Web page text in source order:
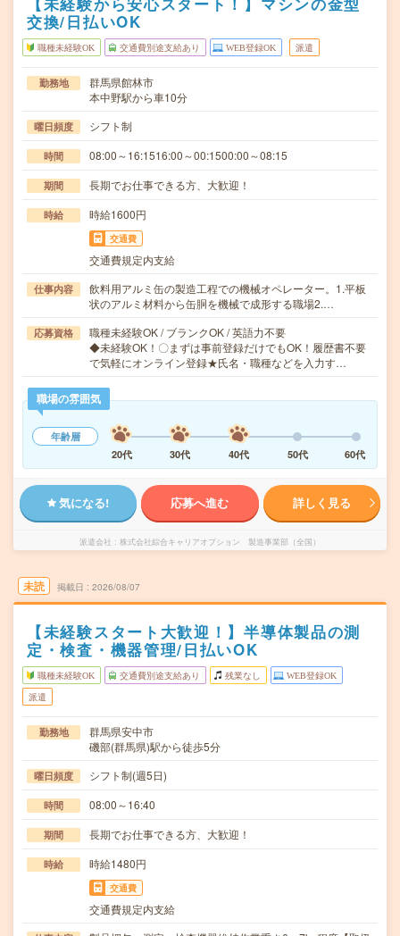
交換/日払いOK
職種未経験OK 交通費別途支給あり WEB登録OK 派遣
勤務地
群馬県館林市
本中野駅から車10分
曜日頻度 シフト制
時間 08:00～16:1516:00～00:1500:00～08:15
期間 長期でお仕事できる方、大歓迎！
時給 時給1600円
交通費
交通費規定内支給
仕事内容
飲料用アルミ缶の製造工程での機械オペレーター。1.平板
状のアルミ材料から缶胴を機械で成形する職場2.…
応募資格
職種未経験OK / ブランクOK / 英語力不要
◆未経験OK！〇まずは事前登録だけでもOK！履歴書不要
で気軽にオンライン登録★氏名・職種などを入力す…
職場の雰囲気
年齢層
20代
30代 40代 50代 60代
気になる! 応募へ進む 詳しく見る
派遣会社 株式会社綜合キャリアオプション 製造事業部（全国）
未読 掲載日 2026/08/07
【未経験スタート大歓迎！】半導体製品の測
定・検査・機器管理/日払いOK
職種未経験OK 交通費別途支給あり 残業なし WEB登録OK
派遣
勤務地
群馬県安中市
磯部(群馬県)駅から徒歩5分
曜日頻度 シフト制(週5日)
時間 08:00～16:40
期間 長期でお仕事できる方、大歓迎！
時給 時給1480円
交通費
交通費規定内支給